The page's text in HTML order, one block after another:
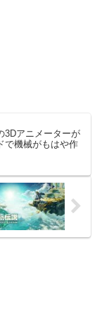
3Dアニメーターが
で機械がもはや作